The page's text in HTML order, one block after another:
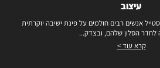
עיצוב
סטייל אנשים רבים חולמים על פינת ישיבה יוקרתית
לחדר הסלון שלהם, ובצדק...
קרא עוד >